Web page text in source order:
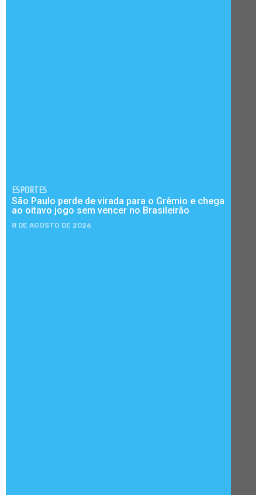
ESPORTES
São Paulo perde de virada para o Grêmio e chega
ao oitavo jogo sem vencer no Brasileirão
8 DE AGOSTO DE 2026